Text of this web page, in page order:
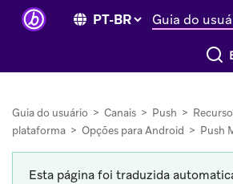
Guia do
Guia do usuário > Canais > Push >
plataforma > Opções para Android > Push
Esta página foi traduzida